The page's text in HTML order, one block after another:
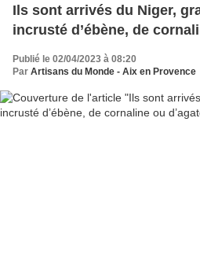
Ils sont arrivés du Niger,
incrusté d’ébène, de
Publié le 02/04/2023 à 08:20
Par Artisans du Monde - Aix en Provence